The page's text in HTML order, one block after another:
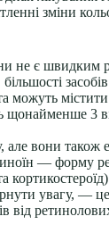
зміни
не є швидким
можуть містити
щонайменше 3
але вони також
— форму
увагу, —
ретинолових